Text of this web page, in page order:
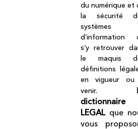
du numérique et
la sécurité
systèmes
d’information
s’y retrouver
le maquis
définitions
en vigueur
venir.
dictionnaire
LEGAL que
vous